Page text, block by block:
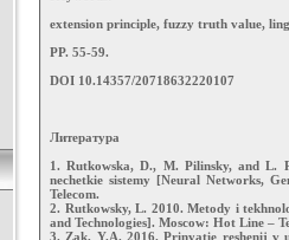
extension principle, fuzzy truth value,
PP. 55-59.
DOI 10.14357/20718632220107
Литература
1. Rutkowska, D., M. Pilinsky, and L.
nechetkie sistemy [Neural Networks,
Telecom.
2. Rutkowsky, L. 2010. Metody i
and Technologies]. Moscow: Hot Line –
3. Zak, Y.A. 2016. Prinyatie reshenij v